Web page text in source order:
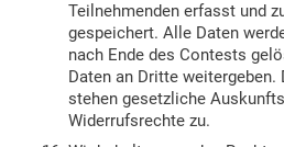
Teilnehmenden erfasst und
gespeichert. Alle Daten
nach Ende des Contests
Daten an Dritte weitergeben.
stehen gesetzliche
Widerrufsrechte zu.